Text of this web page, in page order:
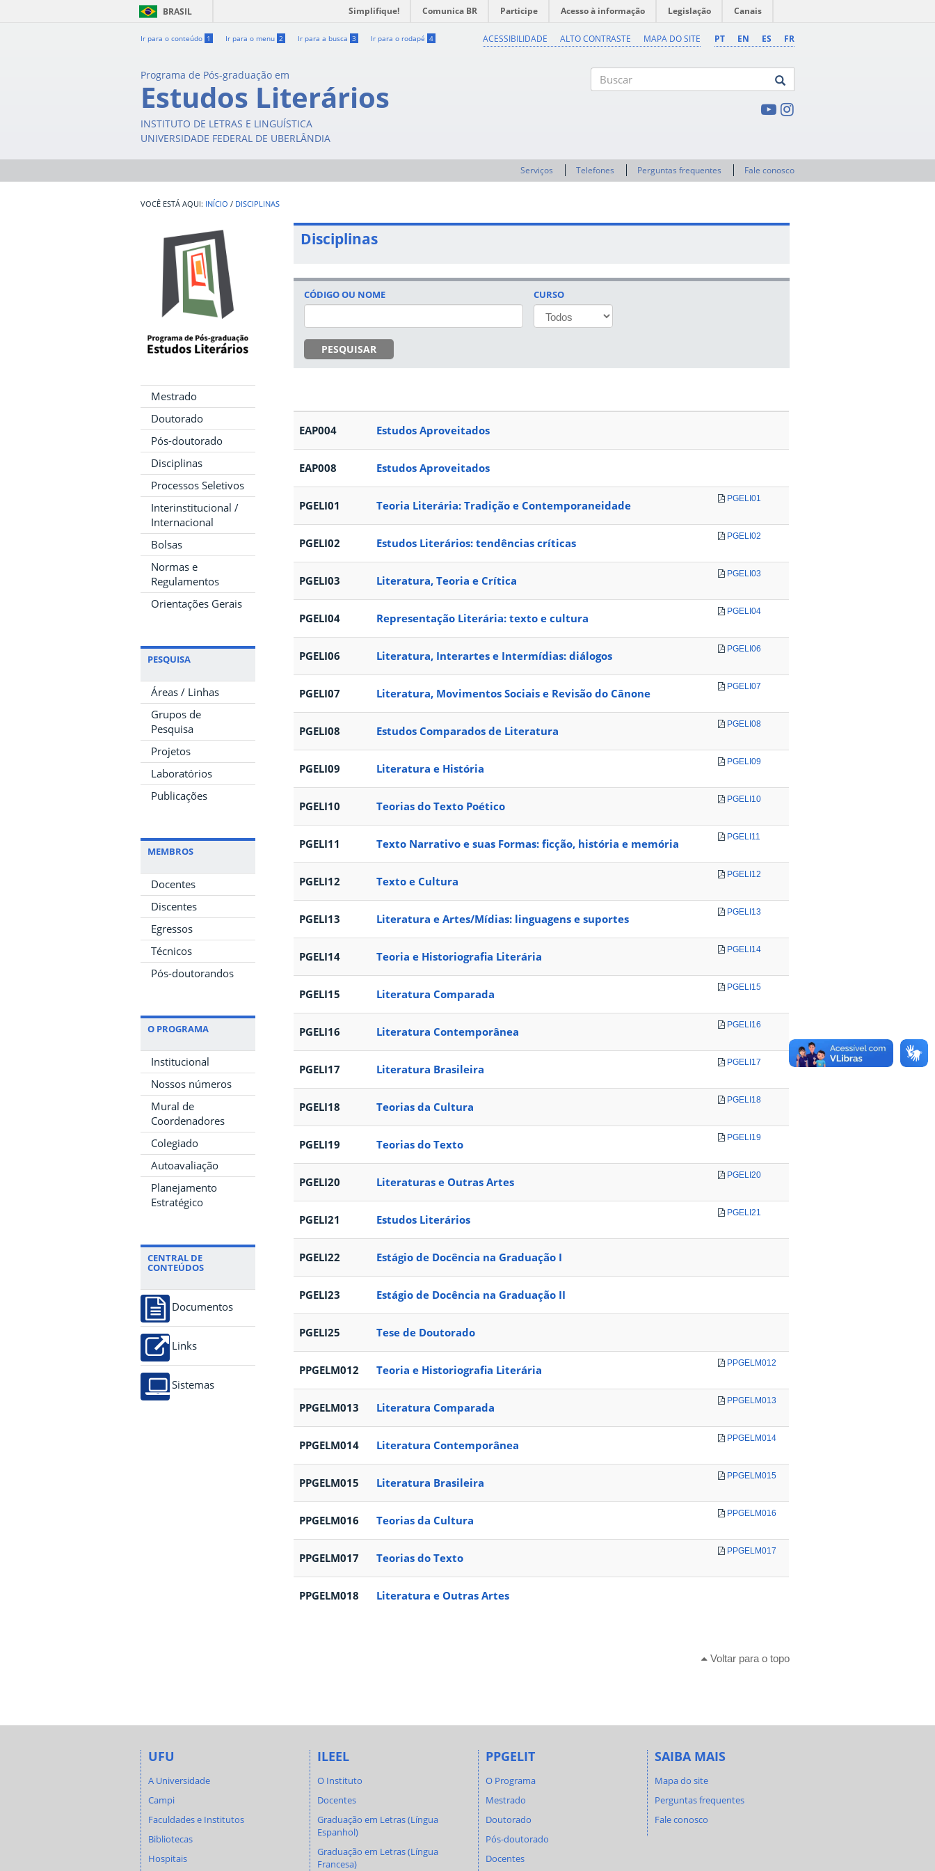
BRASIL Simplifique! Comunica BR Participe Acesso à informação Legislação Canais
Ir para o conteúdo 1 Ir para o menu 2 Ir para a busca 3 Ir para o rodapé 4 PT EN ES FR
ACESSIBILIDADE ALTO CONTRASTE MAPA DO SITE
Programa de Pós-graduação em
Estudos Literários
INSTITUTO DE LETRAS E LINGUÍSTICA
UNIVERSIDADE FEDERAL DE UBERLÂNDIA
Serviços Telefones Perguntas frequentes Fale conosco
INÍCIO / DISCIPLINAS
Mestrado
Doutorado
Pós-doutorado
Disciplinas
Processos Seletivos
Interinstitucional /
Internacional
Bolsas
Normas e
Regulamentos
Orientações Gerais
PESQUISA
Áreas / Linhas
Grupos de
Pesquisa
Projetos
Laboratórios
Publicações
MEMBROS
Docentes
Discentes
Egressos
Técnicos
Pós-doutorandos
O PROGRAMA
Institucional
Nossos números
Mural de
Coordenadores
Colegiado
Autoavaliação
Planejamento
Estratégico
CENTRAL DE
CONTEÚDOS
Documentos
Links
Sistemas
Disciplinas
CÓDIGO OU NOME CURSO
PESQUISAR
EAP004 Estudos Aproveitados
EAP008 Estudos Aproveitados
PGELI01 Teoria Literária: Tradição e Contemporaneidade
PGELI01
PGELI02 Estudos Literários: tendências críticas
PGELI02
PGELI03 Literatura, Teoria e Crítica
PGELI03
PGELI04 Representação Literária: texto e cultura
PGELI04
PGELI06 Literatura, Interartes e Intermídias: diálogos
PGELI06
PGELI07 Literatura, Movimentos Sociais e Revisão do Cânone
PGELI07
PGELI08 Estudos Comparados de Literatura
PGELI08
PGELI09 Literatura e História
PGELI09
PGELI10 Teorias do Texto Poético
PGELI10
PGELI11 Texto Narrativo e suas Formas: ficção, história e memória
PGELI11
PGELI12 Texto e Cultura
PGELI12
PGELI13 Literatura e Artes/Mídias: linguagens e suportes
PGELI13
PGELI14 Teoria e Historiografia Literária
PGELI14
PGELI15 Literatura Comparada
PGELI15
PGELI16 Literatura Contemporânea
PGELI16
PGELI17 Literatura Brasileira
PGELI17
PGELI18 Teorias da Cultura
PGELI18
PGELI19 Teorias do Texto
PGELI19
PGELI20 Literaturas e Outras Artes
PGELI20
PGELI21 Estudos Literários
PGELI21
PGELI22 Estágio de Docência na Graduação I
PGELI23 Estágio de Docência na Graduação II
PGELI25 Tese de Doutorado
PPGELM012 Teoria e Historiografia Literária
PPGELM012
PPGELM013 Literatura Comparada
PPGELM013
PPGELM014 Literatura Contemporânea
PPGELM014
PPGELM015 Literatura Brasileira
PPGELM015
PPGELM016 Teorias da Cultura
PPGELM016
PPGELM017 Teorias do Texto
PPGELM017
PPGELM018 Literatura e Outras Artes
Voltar para o topo
UFU
A Universidade
Campi
Faculdades e Institutos
Bibliotecas
Hospitais
ILEEL
O Instituto
Docentes
Graduação em Letras (Língua
Espanhol)
Graduação em Letras (Língua
Francesa)
PPGELIT
O Programa
Mestrado
Doutorado
Pós-doutorado
Docentes
SAIBA MAIS
Mapa do site
Perguntas frequentes
Fale conosco